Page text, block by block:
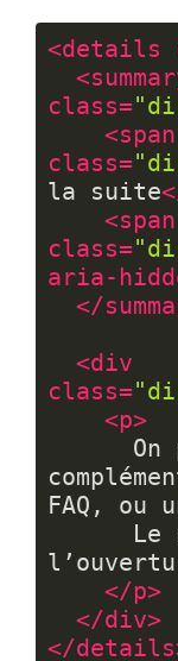
<details
<
class=
<span
class=
la suite
<span
class=
aria-
</
<div
class=
<p>
FAQ, ou
</p>
</div>
</details